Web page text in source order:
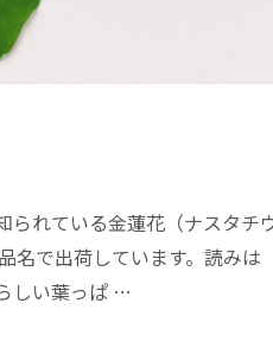
られている金蓮花（ナスタチ
で出荷しています。読みは
しい葉っぱ …